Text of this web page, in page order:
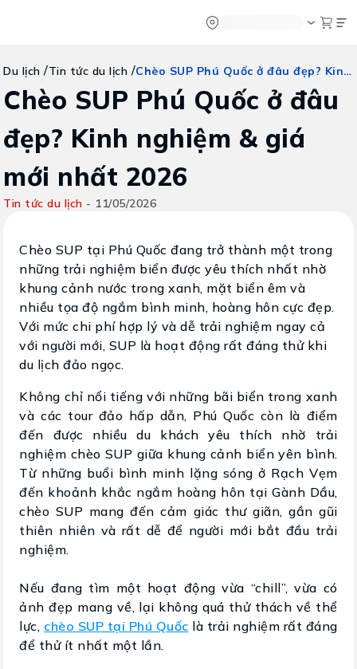
Vận chuyển
Khuyến mãi
Tin tức
Tạp chí du lịch
Khảo sát tỷ lệ đạt visa
Vietravel
Hành trình
Du lịch /Tin tức du lịch / Chèo SUP Phú Quốc ở đâu đẹp? Kinh nghiệm & giá mới nhất 2026
Chèo SUP Phú Quốc ở đâu
đẹp? Kinh nghiệm & giá
mới nhất 2026
Tin tức du lịch - 11/05/2026
Chèo SUP tại Phú Quốc đang trở thành một trong
những trải nghiệm biển được yêu thích nhất nhờ
khung cảnh nước trong xanh, mặt biển êm và
nhiều tọa độ ngắm bình minh, hoàng hôn cực đẹp.
Với mức chi phí hợp lý và dễ trải nghiệm ngay cả
với người mới, SUP là hoạt động rất đáng thử khi
du lịch đảo ngọc.
Không chỉ nổi tiếng với những bãi biển trong xanh
và các tour đảo hấp dẫn, Phú Quốc còn là điểm
đến được nhiều du khách yêu thích nhờ trải
nghiệm chèo SUP giữa khung cảnh biển yên bình.
Từ những buổi bình minh lặng sóng ở Rạch Vẹm
đến khoảnh khắc ngắm hoàng hôn tại Gành Dầu,
chèo SUP mang đến cảm giác thư giãn, gần gũi
thiên nhiên và rất dễ để người mới bắt đầu trải
nghiệm.
Nếu đang tìm một hoạt động vừa “chill”, vừa có
ảnh đẹp mang về, lại không quá thử thách về thể
lực, chèo SUP tại Phú Quốc là trải nghiệm rất đáng
để thử ít nhất một lần.